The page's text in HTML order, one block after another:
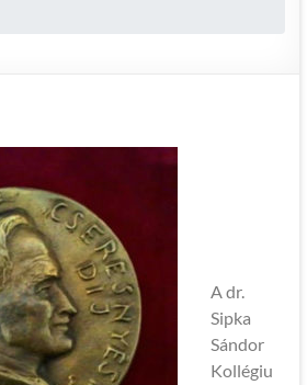
A dr.
Sipka
Sándor
Kollégiu